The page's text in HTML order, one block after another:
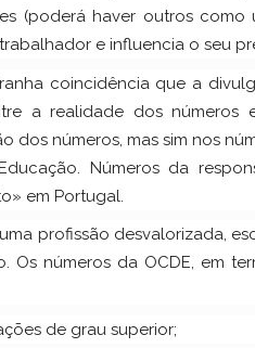
(poderá haver outros
e influencia o seu
coincidência que a
a realidade dos
dos números, mas sim nos
Números da
em Portugal.
profissão desvalorizada,
Os números da OCDE, em
de grau superior;